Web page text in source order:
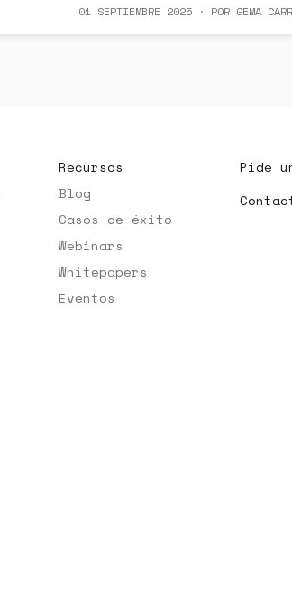
01 SEPTIEMBRE 2025 · POR GEMA
Recursos
Blog
Casos de éxito
Webinars
Whitepapers
Eventos
Pide